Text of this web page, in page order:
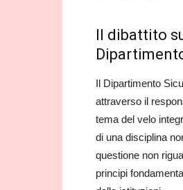
Il dibattito
Il Dipartimento
attraverso il
tema del velo
di una disciplina
questione non
principi